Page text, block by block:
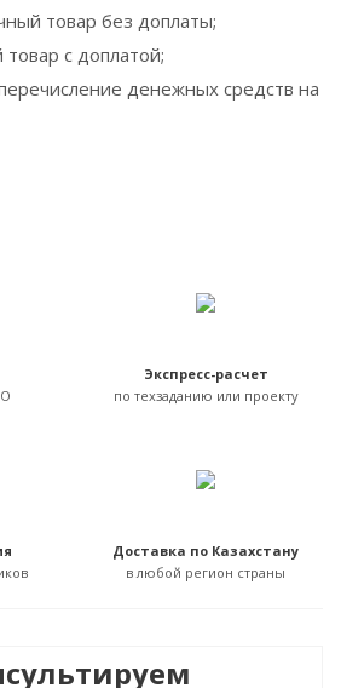
товар без доплаты;
с доплатой;
денежных средств на
Экспресс-расчет
по техзаданию или проекту
Доставка по Казахстану
в любой регион страны